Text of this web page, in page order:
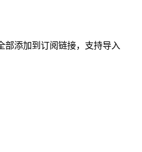
部添加到订阅链接，支持导入